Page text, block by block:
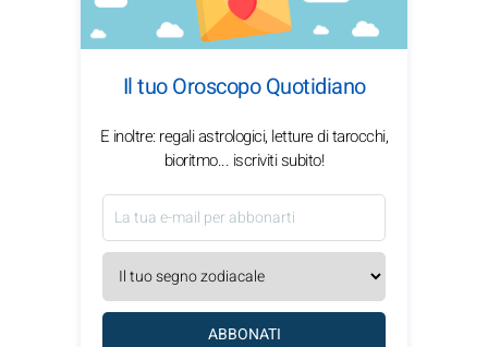
Il tuo Oroscopo Quotidiano
E inoltre: regali astrologici, letture di tarocchi,
bioritmo... iscriviti subito!
ABBONATI